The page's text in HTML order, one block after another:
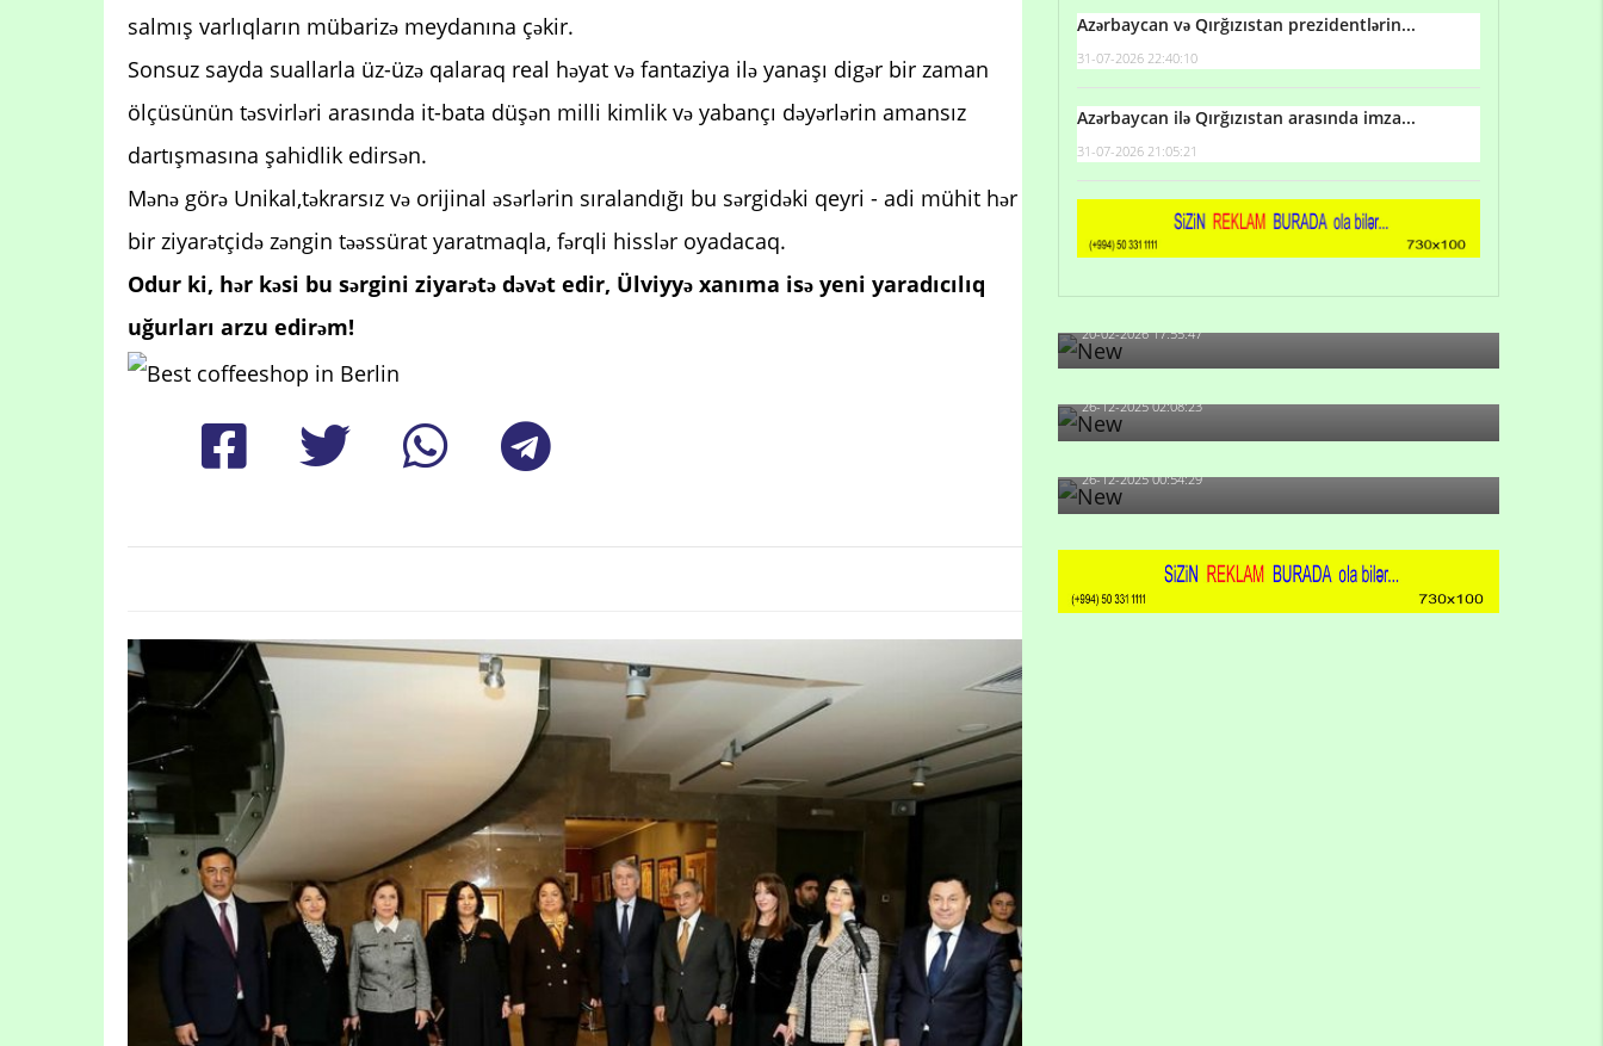
salmış varlıqların mübarizə meydanına çəkir.
Sonsuz sayda suallarla üz-üzə qalaraq real həyat və fantaziya ilə yanaşı digər bir zaman
ölçüsünün təsvirləri arasında it-bata düşən milli kimlik və yabançı dəyərlərin amansız
dartışmasına şahidlik edirsən.
Mənə görə Unikal,təkrarsız və orijinal əsərlərin sıralandığı bu sərgidəki qeyri - adi mühit hər
bir ziyarətçidə zəngin təəssürat yaratmaqla, fərqli hisslər oyadacaq.
Odur ki, hər kəsi bu sərgini ziyarətə dəvət edir, Ülviyyə xanıma isə yeni yaradıcılıq
uğurları arzu edirəm!
Azərbaycan və Qırğızıstan prezidentlərin...
31-07-2026 22:40:10
Azərbaycan ilə Qırğızıstan arasında imza...
31-07-2026 21:05:21
artıb?
20-02-2026 17:55:47
Məni bura NAZİR GÖNDƏRİB - 1937-ci ildən
fəaliyyətdə olan və...
26-12-2025 02:08:23
-Ay qız, sən məhkəməni udmayacaqsan... Sən
bilirsən də, məni...
26-12-2025 00:54:29